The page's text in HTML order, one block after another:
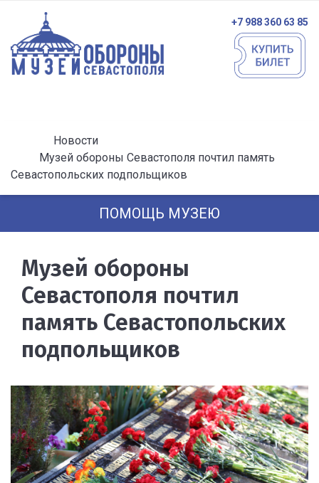
+7 988 360 63 85
Новости
Музей обороны Севастополя почтил память
Севастопольских подпольщиков
ПОМОЩЬ МУЗЕЮ
Музей обороны
Севастополя почтил
память Севастопольских
подпольщиков